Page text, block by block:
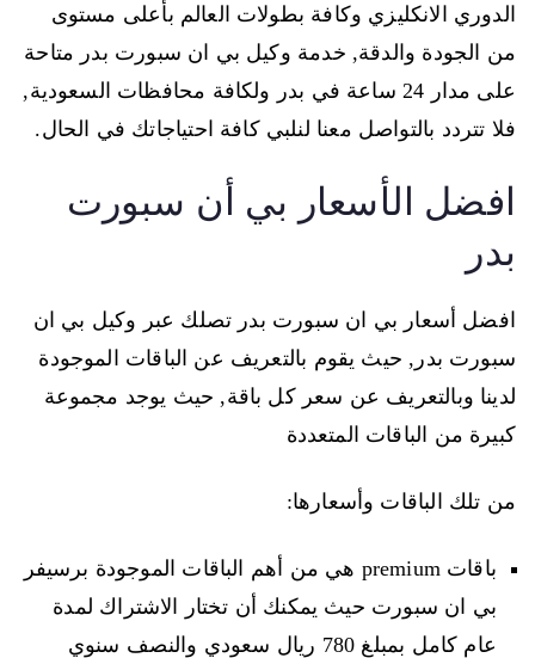
الدوري الانكليزي وكافة بطولات العالم بأعلى مستوى
من الجودة والدقة, خدمة وكيل بي ان سبورت بدر متاحة
على مدار 24 ساعة في بدر ولكافة محافظات السعودية,
فلا تتردد بالتواصل معنا لنلبي كافة احتياجاتك في الحال.
افضل الأسعار بي أن سبورت
بدر
افضل أسعار بي ان سبورت بدر تصلك عبر وكيل بي ان
سبورت بدر, حيث يقوم بالتعريف عن الباقات الموجودة
لدينا وبالتعريف عن سعر كل باقة, حيث يوجد مجموعة
كبيرة من الباقات المتعددة
من تلك الباقات وأسعارها:
باقات premium هي من أهم الباقات الموجودة برسيفر
بي ان سبورت حيث يمكنك أن تختار الاشتراك لمدة
عام كامل بمبلغ 780 ريال سعودي والنصف سنوي